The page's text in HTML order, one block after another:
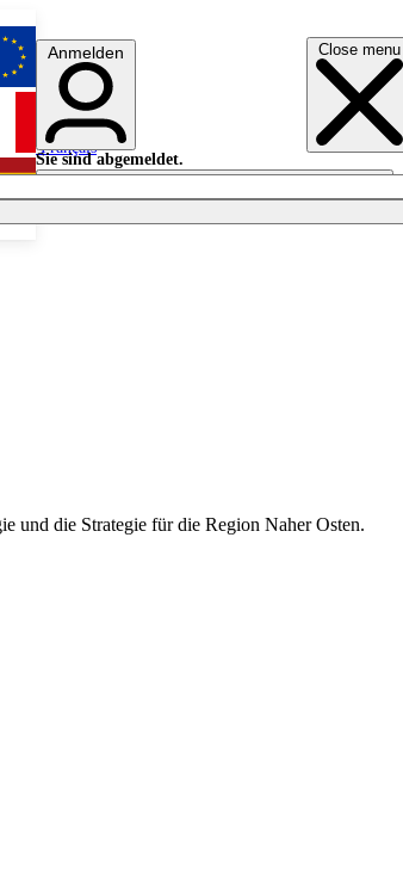
Close menu
English
Français
Anmelden
Sie sind abgemeldet.
Anmelden
Licht aus
und die Strategie für die Region Naher Osten.